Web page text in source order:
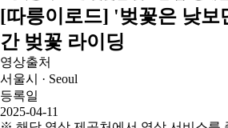
[따릉이로드] '벚꽃은 낮보
간 벚꽃 라이딩
영상출처
서울시 · Seoul
등록일
2025-04-11